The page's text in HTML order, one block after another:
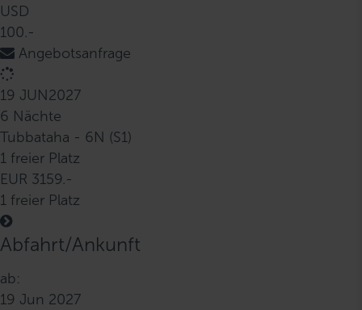
USD
100.-
Angebotsanfrage
19 JUN2027
6 Nächte
Tubbataha - 6N (S1)
1 freier Platz
EUR 3159.-
1 freier Platz
Abfahrt/Ankunft
ab:
19 Jun 2027